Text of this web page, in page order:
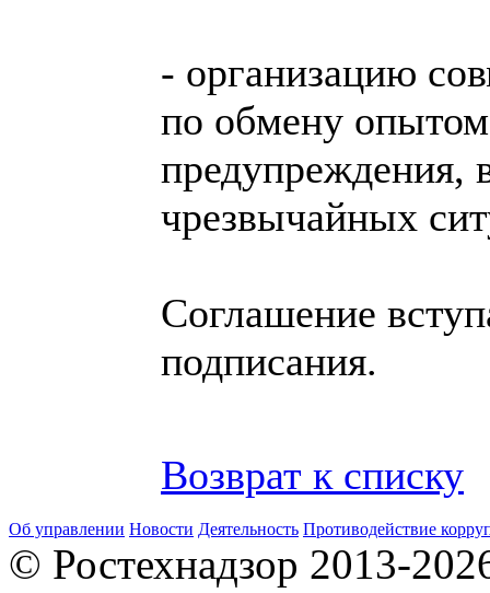
- организацию
по обмену
предупреждения,
чрезвычайных
Соглашение
подписания.
Возврат к списку
Об управлении Новости Деятельность Противодействие
© Ростехнадзор 2013-